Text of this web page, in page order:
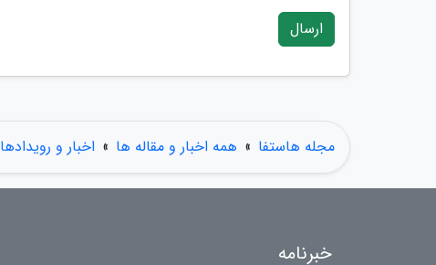
ارسال
مجله هاستفا » همه اخبار و مقاله ها » اخبار و رویدادها
خبرنامه